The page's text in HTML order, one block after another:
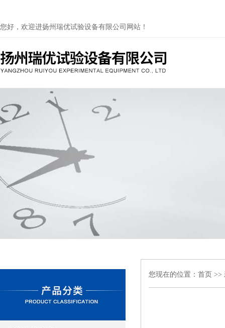
您好，欢迎进扬州瑞优试验设备有限公司网站！
您现在的位置： 首页 >>